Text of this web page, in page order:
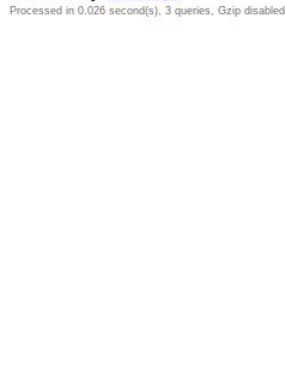
Processed in 0.026 second(s), 3 queries, Gzip disabled